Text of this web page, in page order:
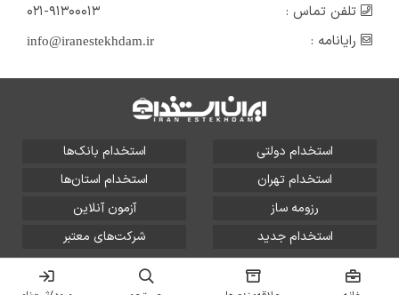
تلفن تماس :
۰۲۱-۹۱۳۰۰۰۱۳
رایانامه :
info@iranestekhdam.ir
استخدام دولتی
استخدام بانک‌ها
استخدام تهران
استخدام استان‌ها
رزومه ساز
آزمون آنلاین
استخدام جدید
شرکت‌های معتبر
تمامی حقوق این سایت برای آلتین سیستم محفوظ است و هر
گونه سوءاستفاده از آن پیگرد قانونی دارد.